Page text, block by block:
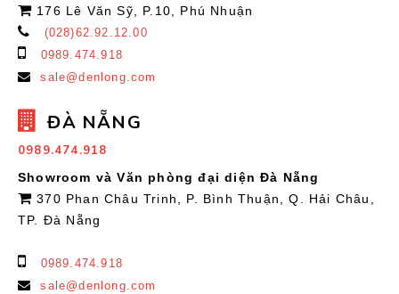
176 Lê Văn Sỹ, P.10, Phú Nhuận
(028)62.92.12.00
0989.474.918
sale@denlong.com
ĐÀ NẴNG
0989.474.918
Showroom và Văn phòng đại diện Đà Nẵng
370 Phan Châu Trinh, P. Bình Thuận, Q. Hải Châu,
TP. Đà Nẵng
0989.474.918
sale@denlong.com